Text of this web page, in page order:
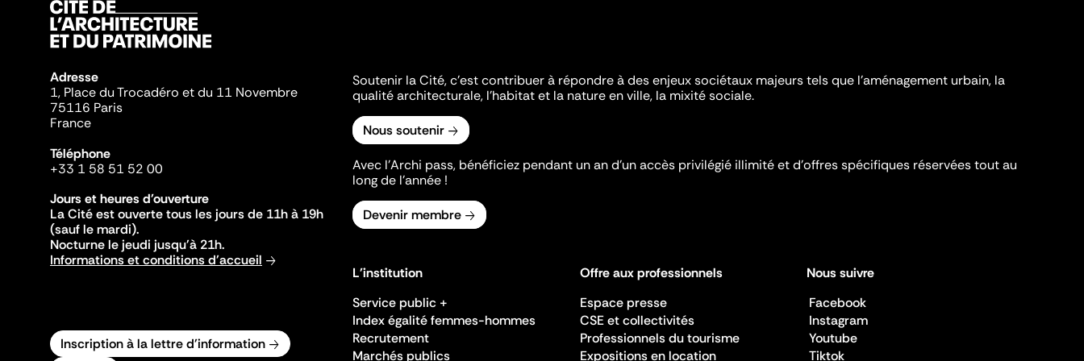
Adresse
1, Place du Trocadéro et du 11 Novembre
75116 Paris
France
Téléphone
+33 1 58 51 52 00
Jours et heures d'ouverture
La Cité est ouverte tous les jours de 11h à 19h
(sauf le mardi).
Nocturne le jeudi jusqu'à 21h.
Informations et conditions d'accueil
Inscription à la lettre d'information
Soutenir la Cité, c'est contribuer à répondre à des enjeux sociétaux majeurs tels que l'aménagement urbain, la
qualité architecturale, l'habitat et la nature en ville, la mixité sociale.
Nous soutenir
Avec l’Archi pass, bénéficiez pendant un an d’un accès privilégié illimité et d’offres spécifiques réservées tout au
long de l’année !
Devenir membre
L'institution
Service public +
Index égalité femmes-hommes
Recrutement
Marchés publics
Offre aux professionnels
Espace presse
CSE et collectivités
Professionnels du tourisme
Expositions en location
Nous suivre
Facebook
Instagram
Youtube
Tiktok